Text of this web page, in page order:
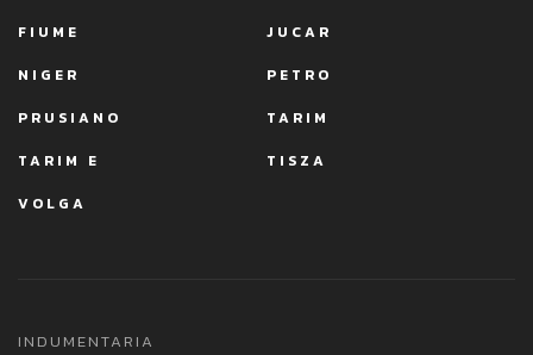
FIUME
JUCAR
NIGER
PETRO
PRUSIANO
TARIM
TARIM E
TISZA
VOLGA
INDUMENTARIA